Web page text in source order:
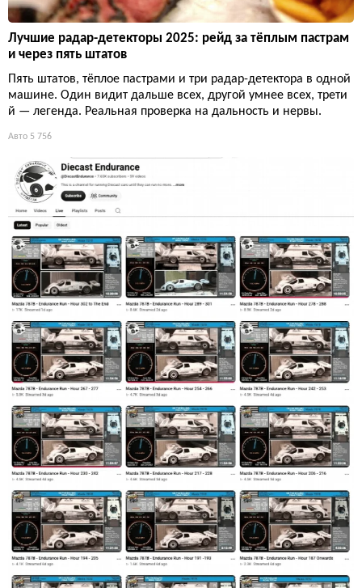
Лучшие радар-детекторы 2025: рейд за тёплым пастрам
и через пять штатов
Пять штатов, тёплое пастрами и три радар-детектора в одной
машине. Один видит дальше всех, другой умнее всех, трети
й — легенда. Реальная проверка на дальность и нервы.
Авто 5 756